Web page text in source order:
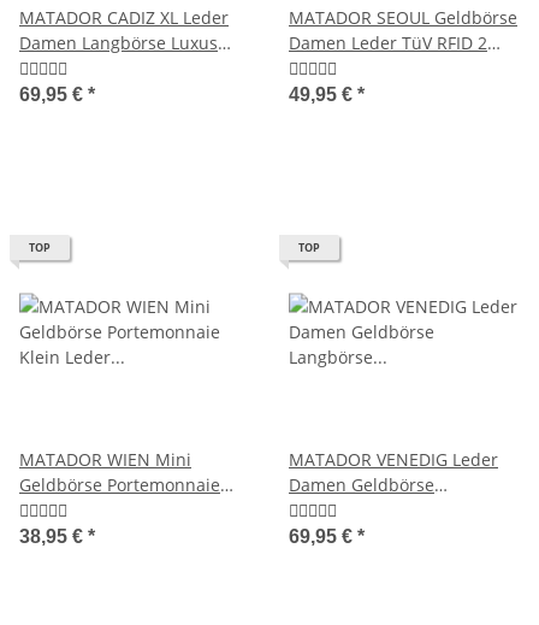
MATADOR CADIZ XL Leder
Damen Langbörse Luxus
Geldbörse RFID
69,95 € *
MATADOR SEOUL Geldbörse
Damen Leder TüV RFID 2
Farben
49,95 € *
TOP
MATADOR WIEN Mini
Geldbörse Portemonnaie
Klein Leder RFID TüV
38,95 € *
TOP
MATADOR VENEDIG Leder
Damen Geldbörse
Langbörse RFID 18 Farben
69,95 € *